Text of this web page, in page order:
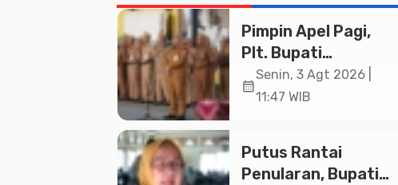
Pimpin Apel Pagi,
Plt. Bupati
Pemalang
Tekankan Disiplin
Publik
calendar_month
Senin, 3 Agt 2026 |
11:47 WIB
Putus Rantai
Penularan, Bupati